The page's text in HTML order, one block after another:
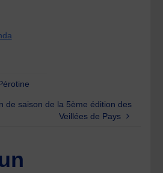
de saison de la 5ème édition des
Veillées de Pays